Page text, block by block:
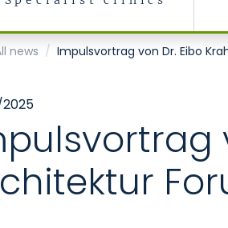
of Uniklinik RWTH Aachen
news Impulsvortrag von Dr. Eibo